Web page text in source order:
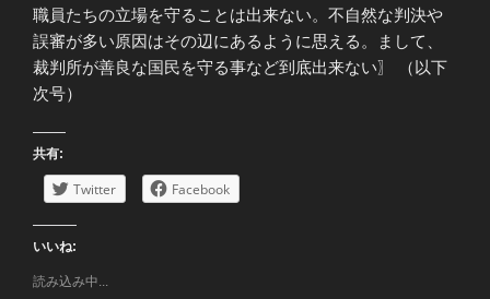
職員たちの立場を守ることは出来ない。不自然な判決や
誤審が多い原因はその辺にあるように思える。まして、
裁判所が善良な国民を守る事など到底出来ない〗 （以下
次号）
共有:
Twitter Facebook
いいね:
読み込み中...